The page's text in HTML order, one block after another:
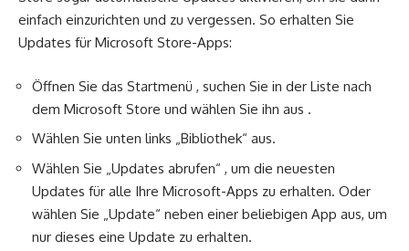
einfach einzurichten und zu vergessen. So erhalten Sie
Updates für Microsoft Store-Apps:
Öffnen Sie das Startmenü , suchen Sie in der Liste nach
dem Microsoft Store und wählen Sie ihn aus .
Wählen Sie unten links „Bibliothek“ aus.
Wählen Sie „Updates abrufen“ , um die neuesten
Updates für alle Ihre Microsoft-Apps zu erhalten. Oder
wählen Sie „Update“ neben einer beliebigen App aus, um
nur dieses eine Update zu erhalten.